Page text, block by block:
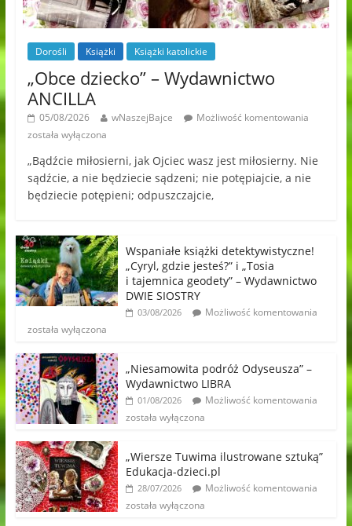
Dorośli Książki Książki katolickie
„Obce dziecko” – Wydawnictwo
ANCILLA
05/08/2026 wNaszejBajce
Możliwość komentowania
została wyłączona
„Bądźcie miłosierni, jak Ojciec wasz jest miłosierny. Nie
sądźcie, a nie będziecie sądzeni; nie potępiajcie, a nie
będziecie potępieni; odpuszczajcie,
Wspaniałe książki detektywistyczne!
„Cyryl, gdzie jesteś?” i „Tosia
i tajemnica geodety” – Wydawnictwo
DWIE SIOSTRY
03/08/2026
Możliwość komentowania
została wyłączona
„Niesamowita podróż Odyseusza” –
Wydawnictwo LIBRA
01/08/2026
Możliwość komentowania
została wyłączona
„Wiersze Tuwima ilustrowane sztuką”
Edukacja-dzieci.pl
28/07/2026
Możliwość komentowania
została wyłączona